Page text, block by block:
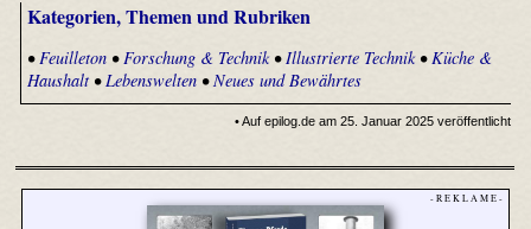
Kategorien, Themen und Rubriken
•Feuilleton•Forschung & Technik•Illustrierte Technik•Küche &
Haushalt•Lebenswelten•Neues und Bewährtes
• Auf epilog.de am 25. Januar 2025 veröffentlicht
- R E K L A M E -